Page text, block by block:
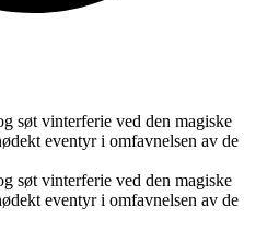
søt vinterferie ved den magiske
eventyr i omfavnelsen av de
søt vinterferie ved den magiske
eventyr i omfavnelsen av de